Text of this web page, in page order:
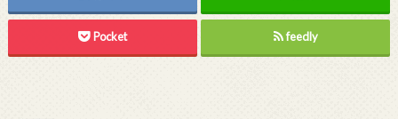
Pocket feedly